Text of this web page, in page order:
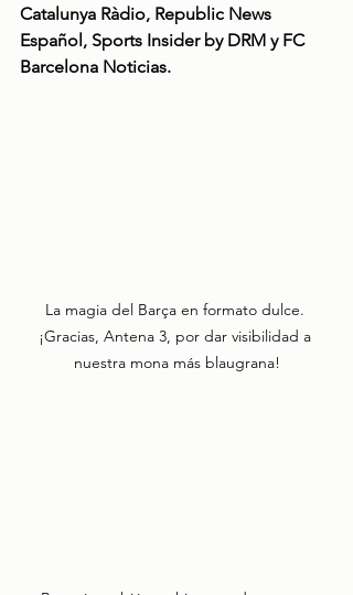
Catalunya Ràdio, Republic News
Español, Sports Insider by DRM y FC
Barcelona Noticias.
La magia del Barça en formato dulce.
¡Gracias, Antena 3, por dar visibilidad a
nuestra mona más blaugrana!